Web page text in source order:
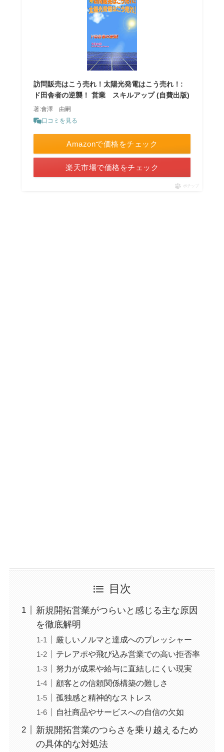
訪問販売はこう売れ！太陽光発電はこう売れ！:
ド田舎者の逆襲！ 営業 スキルアップ (自費出版)
著:會澤 由嗣
口コミを見る
Amazonで価格をチェック
楽天市場で価格をチェック
ポチップ
目次
新規開拓営業がつらいと感じる主な原因
を徹底解明
厳しいノルマと達成へのプレッシャー
テレアポや飛び込み営業での高い拒否率
努力が成果や給与に直結しにくい現実
顧客との信頼関係構築の難しさ
孤独感と精神的なストレス
自社商品やサービスへの自信の欠如
新規開拓営業のつらさを乗り越えるため
の具体的な対処法